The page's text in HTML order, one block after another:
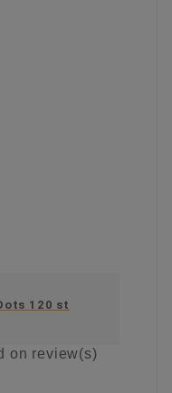
120 st
on review(s)